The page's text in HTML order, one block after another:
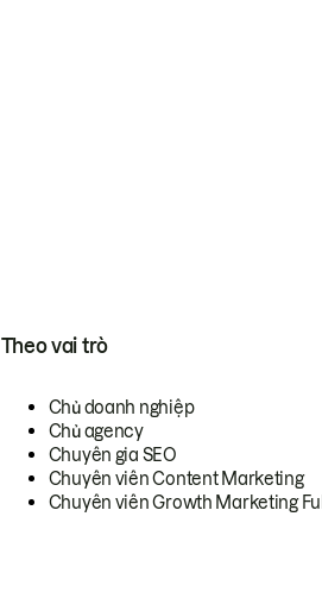
Theo vai trò
Chủ doanh nghiệp
Chủ agency
Chuyên gia SEO
Chuyên viên Content Marketing
Chuyên viên Growth Marketing